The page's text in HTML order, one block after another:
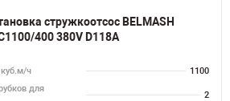
стружкоотсос BELMASH
400 380V D118A
ч
1100
для
2